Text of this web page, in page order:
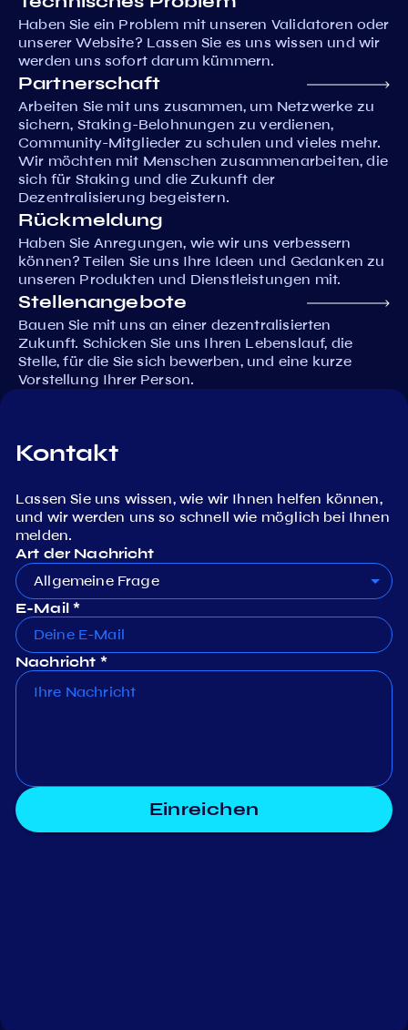
Haben Sie ein Problem mit unseren Validatoren oder
unserer Website? Lassen Sie es uns wissen und wir
werden uns sofort darum kümmern.
Partnerschaft
Arbeiten Sie mit uns zusammen, um Netzwerke zu
sichern, Staking-Belohnungen zu verdienen,
Community-Mitglieder zu schulen und vieles mehr.
Wir möchten mit Menschen zusammenarbeiten, die
sich für Staking und die Zukunft der
Dezentralisierung begeistern.
Rückmeldung
Haben Sie Anregungen, wie wir uns verbessern
können? Teilen Sie uns Ihre Ideen und Gedanken zu
unseren Produkten und Dienstleistungen mit.
Stellenangebote
Bauen Sie mit uns an einer dezentralisierten
Zukunft. Schicken Sie uns Ihren Lebenslauf, die
Stelle, für die Sie sich bewerben, und eine kurze
Vorstellung Ihrer Person.
Kontakt
Lassen Sie uns wissen, wie wir Ihnen helfen können,
und wir werden uns so schnell wie möglich bei Ihnen
melden.
Art der Nachricht
Allgemeine Frage
E-Mail *
Nachricht *
Einreichen